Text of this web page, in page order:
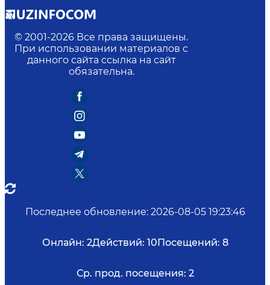
© 2001-2026 Все права защищены.
При использовании материалов с
данного сайта ссылка на сайт
обязательна.
Последнее обновление: 2026-08-05 19:23:46
Онлайн: 2Действий: 10Посещений: 8
Ср. прод. посещения: 2